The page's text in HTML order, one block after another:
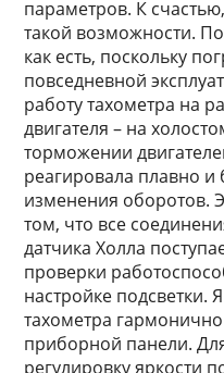
параметров. К
такой возможности.
как есть, поскольку
повседневной
работу тахометра на
двигателя – на
торможении
реагировала плавно
изменения оборотов.
том, что все
датчика Холла
проверки
настройке подсветки.
тахометра
приборной панели.
регулировку яркости